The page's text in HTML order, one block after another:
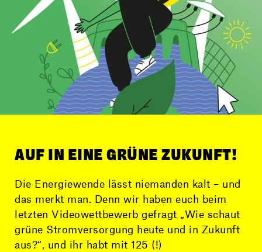
AUF IN EINE GRÜNE ZUKUNFT!
Die Energiewende lässt niemanden kalt – und
das merkt man. Denn wir haben euch beim
letzten Videowettbewerb gefragt „Wie schaut
grüne Stromversorgung heute und in Zukunft
aus?“, und ihr habt mit 125 (!)